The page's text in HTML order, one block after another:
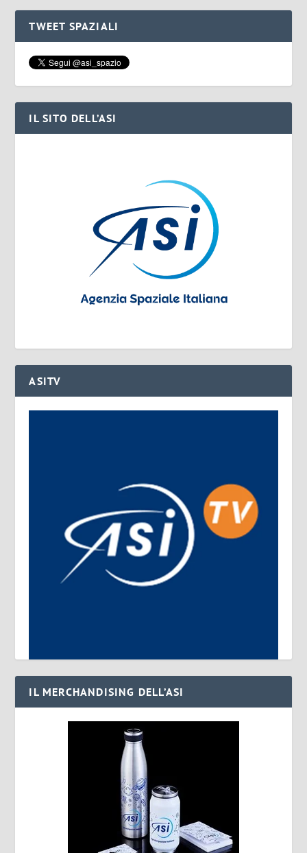
TWEET SPAZIALI
IL SITO DELL’ASI
ASITV
IL MERCHANDISING DELL’ASI